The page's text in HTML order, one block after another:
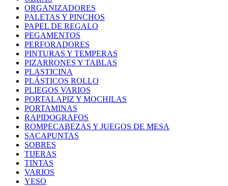
ORGANIZADORES
PALETAS Y PINCHOS
PAPEL DE REGALO
PEGAMENTOS
PERFORADORES
PINTURAS Y TEMPERAS
PIZARRONES Y TABLAS
PLASTICINA
PLÁSTICOS ROLLO
PLIEGOS VARIOS
PORTALAPIZ Y MOCHILAS
PORTAMINAS
RAPIDOGRAFOS
ROMPECABEZAS Y JUEGOS DE MESA
SACAPUNTAS
SOBRES
TIJERAS
TINTAS
VARIOS
YESO